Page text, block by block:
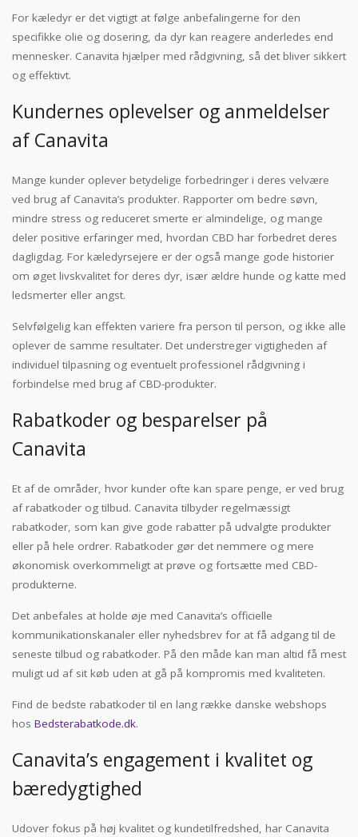
For kæledyr er det vigtigt at følge anbefalingerne for den
specifikke olie og dosering, da dyr kan reagere anderledes end
mennesker. Canavita hjælper med rådgivning, så det bliver sikkert
og effektivt.
Kundernes oplevelser og anmeldelser
af Canavita
Mange kunder oplever betydelige forbedringer i deres velvære
ved brug af Canavita’s produkter. Rapporter om bedre søvn,
mindre stress og reduceret smerte er almindelige, og mange
deler positive erfaringer med, hvordan CBD har forbedret deres
dagligdag. For kæledyrsejere er der også mange gode historier
om øget livskvalitet for deres dyr, især ældre hunde og katte med
ledsmerter eller angst.
Selvfølgelig kan effekten variere fra person til person, og ikke alle
oplever de samme resultater. Det understreger vigtigheden af
individuel tilpasning og eventuelt professionel rådgivning i
forbindelse med brug af CBD-produkter.
Rabatkoder og besparelser på
Canavita
Et af de områder, hvor kunder ofte kan spare penge, er ved brug
af rabatkoder og tilbud. Canavita tilbyder regelmæssigt
rabatkoder, som kan give gode rabatter på udvalgte produkter
eller på hele ordrer. Rabatkoder gør det nemmere og mere
økonomisk overkommeligt at prøve og fortsætte med CBD-
produkterne.
Det anbefales at holde øje med Canavita’s officielle
kommunikationskanaler eller nyhedsbrev for at få adgang til de
seneste tilbud og rabatkoder. På den måde kan man altid få mest
muligt ud af sit køb uden at gå på kompromis med kvaliteten.
Find de bedste rabatkoder til en lang række danske webshops
hos Bedsterabatkode.dk.
Canavita’s engagement i kvalitet og
bæredygtighed
Udover fokus på høj kvalitet og kundetilfredshed, har Canavita